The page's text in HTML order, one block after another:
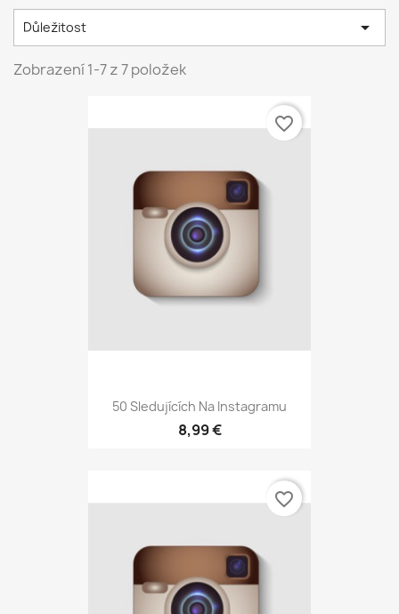
Důležitost 
Zobrazení 1-7 z 7 položek
50 Sledujících Na Instagramu
8,99 €
favorite_border
favorite_border